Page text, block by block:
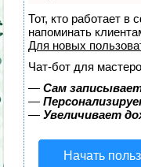
Тот, кто работает в
напоминать
Для новых
Чат-бот для
— Сам
—
— Увеличивает
Начать